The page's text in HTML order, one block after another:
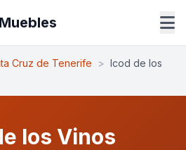
Cruz de Tenerife > Icod de los
los Vinos